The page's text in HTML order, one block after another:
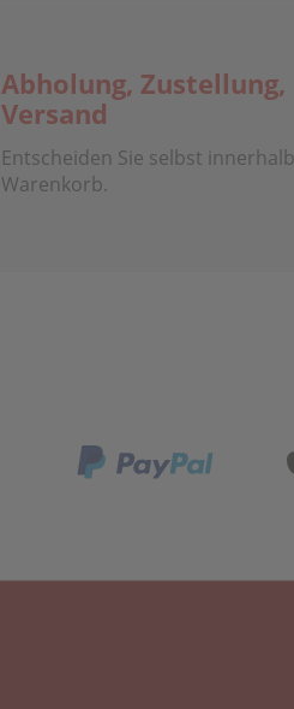
Abholung, Zustellung,
Versand
Entscheiden Sie selbst
Warenkorb.